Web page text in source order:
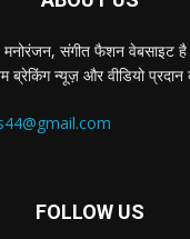
मनोरंजन, संगीत फैशन वेबसाइट
ब्रेकिंग न्यूज़ और वीडियो
FOLLOW US